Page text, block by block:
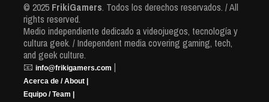
© 2025 FrikiGamers. Todos los derechos reservados. / All
rights reserved.
Medio independiente dedicado a videojuegos, tecnología y
cultura geek. / Independent media covering gaming, tech,
and geek culture.
📧 info@frikigamers.com |
Acerca de / About |
Equipo / Team |